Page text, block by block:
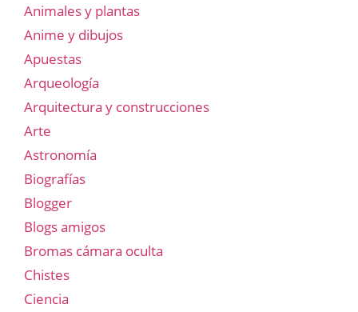
Animales y plantas
Anime y dibujos
Apuestas
Arqueología
Arquitectura y construcciones
Arte
Astronomía
Biografías
Blogger
Blogs amigos
Bromas cámara oculta
Chistes
Ciencia